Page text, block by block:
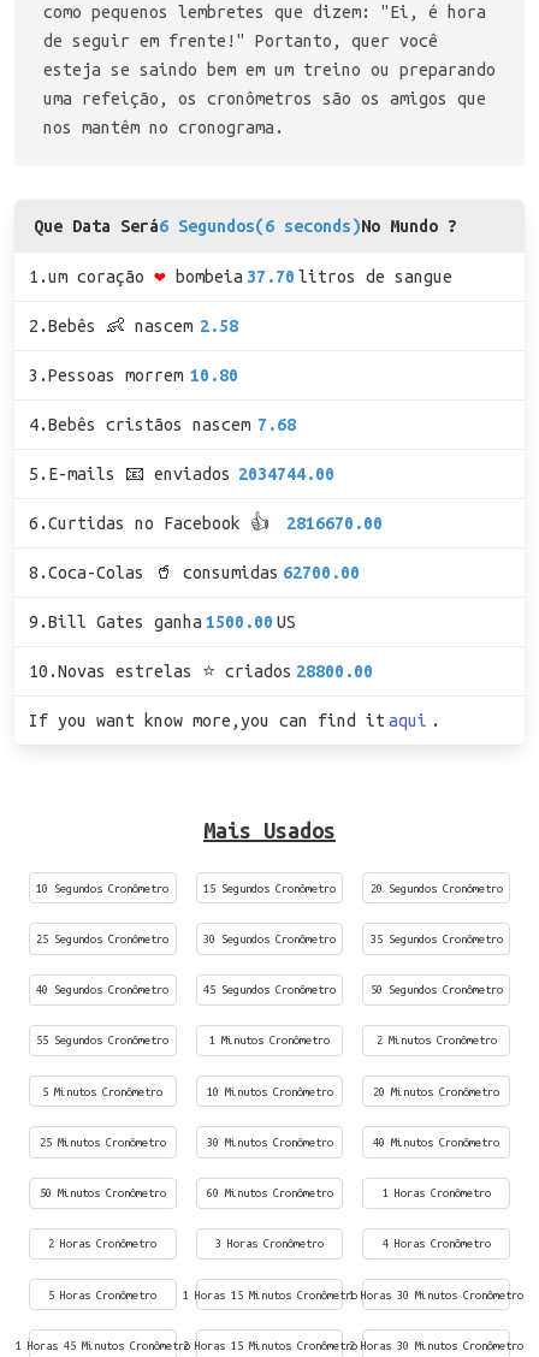
como pequenos lembretes que dizem: "Ei, é hora
de seguir em frente!" Portanto, quer você
esteja se saindo bem em um treino ou preparando
uma refeição, os cronômetros são os amigos que
nos mantêm no cronograma.
Que Data Será6 Segundos(6 seconds)No Mundo ?
1.um coração ❤ bombeia 37.70 litros de sangue
2.Bebês 👶 nascem 2.58
3.Pessoas morrem 10.80
4.Bebês cristãos nascem 7.68
5.E-mails 📧 enviados 2034744.00
6.Curtidas no Facebook 👍 2816670.00
8.Coca-Colas 🥤 consumidas 62700.00
9.Bill Gates ganha 1500.00 US
10.Novas estrelas ⭐ criados 28800.00
If you want know more,you can find it aqui .
Mais Usados
10 Segundos Cronômetro 15 Segundos Cronômetro 20 Segundos Cronômetro
25 Segundos Cronômetro 30 Segundos Cronômetro 35 Segundos Cronômetro
40 Segundos Cronômetro 45 Segundos Cronômetro 50 Segundos Cronômetro
55 Segundos Cronômetro 1 Minutos Cronômetro 2 Minutos Cronômetro
5 Minutos Cronômetro 10 Minutos Cronômetro 20 Minutos Cronômetro
25 Minutos Cronômetro 30 Minutos Cronômetro 40 Minutos Cronômetro
50 Minutos Cronômetro 60 Minutos Cronômetro 1 Horas Cronômetro
2 Horas Cronômetro 3 Horas Cronômetro 4 Horas Cronômetro
5 Horas Cronômetro 1 Horas 15 Minutos Cronômetro1 Horas 30 Minutos Cronômetro
1 Horas 45 Minutos Cronômetro2 Horas 15 Minutos Cronômetro2 Horas 30 Minutos Cronômetro